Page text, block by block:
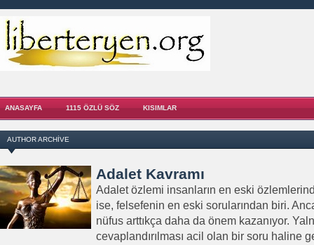
ANASAYFA 1115 ÖZLÜ SÖZ KISIMLAR
AUTHOR ARCHIVE
Adalet Kavramı
Adalet özlemi insanların en eski
ise, felsefenin en eski sorularından biri.
nüfus arttıkça daha da önem kazanıyor.
cevaplandırılması acil olan bir soru haline